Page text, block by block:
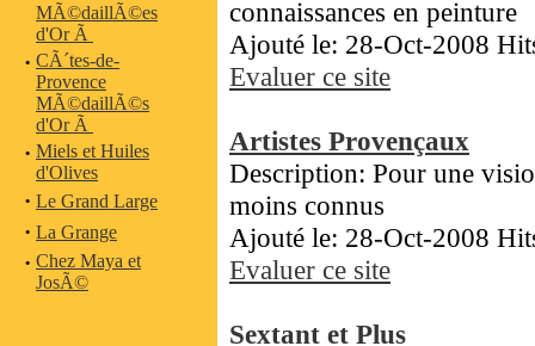
MÃ©daillÃ©es
d'Or Ã
· CÃ´tes-de-
Provence
MÃ©daillÃ©s
d'Or Ã
· Miels et Huiles
d'Olives
· Le Grand Large
· La Grange
· Chez Maya et
JosÃ©
connaissances en peinture
Ajouté le: 28-Oct-2008
Evaluer ce site
Artistes Provençaux
Description: Pour une
moins connus
Ajouté le: 28-Oct-2008
Evaluer ce site
Sextant et Plus